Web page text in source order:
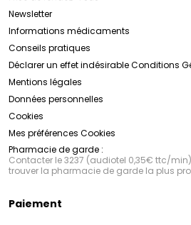
Newsletter
Informations médicaments
Conseils pratiques
Déclarer un effet indésirableConditions
Mentions légales
Données personnelles
Cookies
Mes préférences Cookies
Pharmacie de garde :
Contacter le 3237 (audiotel 0,35€ ttc/
trouver la pharmacie de garde la plus
Paiement